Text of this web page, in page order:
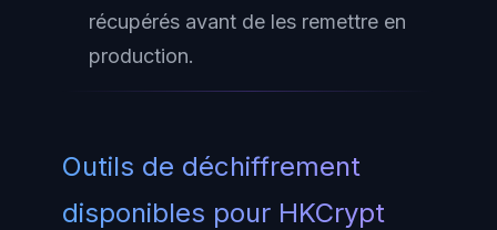
récupérés avant de les remettre en
production.
Outils de déchiffrement
disponibles pour HKCrypt